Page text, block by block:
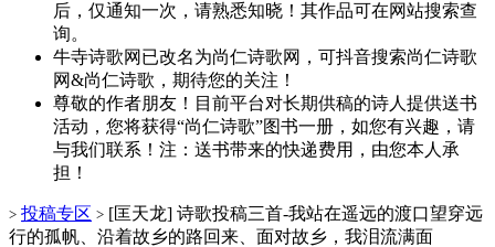
后，仅通知一次，请熟悉知晓！其作品可在网站搜索查
询。
牛寺诗歌网已改名为尚仁诗歌网，可抖音搜索尚仁诗歌
网&尚仁诗歌，期待您的关注！
尊敬的作者朋友！目前平台对长期供稿的诗人提供送书
活动，您将获得“尚仁诗歌”图书一册，如您有兴趣，请
与我们联系！注：送书带来的快递费用，由您本人承
担！
> 投稿专区 > [匡天龙] 诗歌投稿三首-我站在遥远的渡口望穿远
行的孤帆、沿着故乡的路回来、面对故乡，我泪流满面